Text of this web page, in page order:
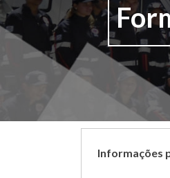
Informações